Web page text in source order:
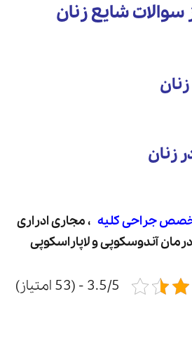
سوالات شایع زنان
زنان
جراحی کلیه ، مجاری ادراری
آندوسکوپی و لاپاراسکوپی
3.5/5 - (53 امتیاز)